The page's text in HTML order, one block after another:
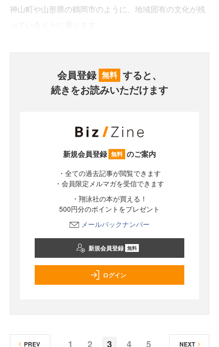
神山町や山形県の鶴岡市のように、地域固有の文化が残
会員登録 無料 すると、
続きをお読みいただけます
新規会員登録 無料 のご案内
・全ての過去記事が閲覧できます
・会員限定メルマガを受信できます
・翔泳社の本が買える！
500円分のポイントをプレゼント
メールバックナンバー
新規会員登録 無料
ログイン
1 2 3 4 5
PREV NEXT